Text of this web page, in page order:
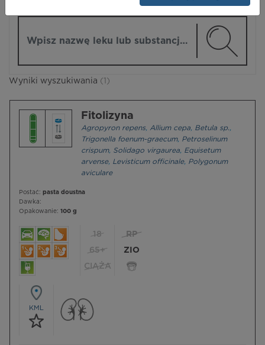
Wyniki wyszukiwania (1)
Fitolizyna
Agropyron repens, Allium cepa, Betula sp. ,
Trigonella foenum-graecum, Petroselinum
crispum, Solidago virgaurea, Equisetum
arvense, Levisticum officinale, Polygonum
aviculare
Postać: pasta doustna
Dawka:
Opakowanie: 100 g
18
65+
CIĄŻA
RP
ZIO
KML